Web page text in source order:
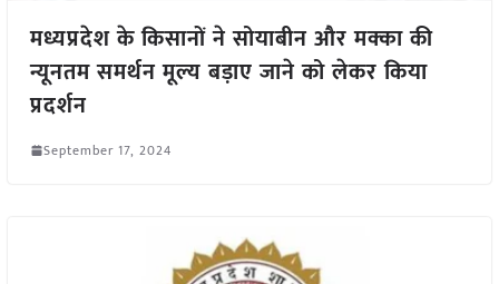
मध्यप्रदेश के किसानों ने सोयाबीन और मक्का की
न्यूनतम समर्थन मूल्य बड़ाए जाने को लेकर किया
प्रदर्शन
September 17, 2024